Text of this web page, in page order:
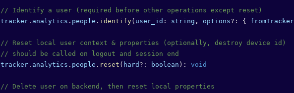
// Identify a user (required before other operations except reset)
tracker . analytics . people . identify( user_id : string , options?: {
// Reset local user context & properties (optionally, destroy device id)
// should be called on logout and session end
tracker . analytics . people . reset ( hard ?: boolean ): void
// Delete user on backend, then reset local properties